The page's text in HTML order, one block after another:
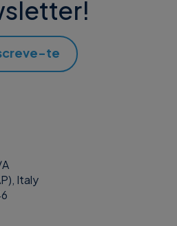
te
Italy